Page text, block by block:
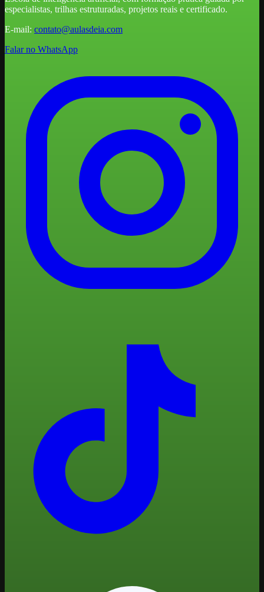
especialistas, trilhas estruturadas, projetos reais e certificado.
E-mail: contato@aulasdeia.com
Falar no WhatsApp